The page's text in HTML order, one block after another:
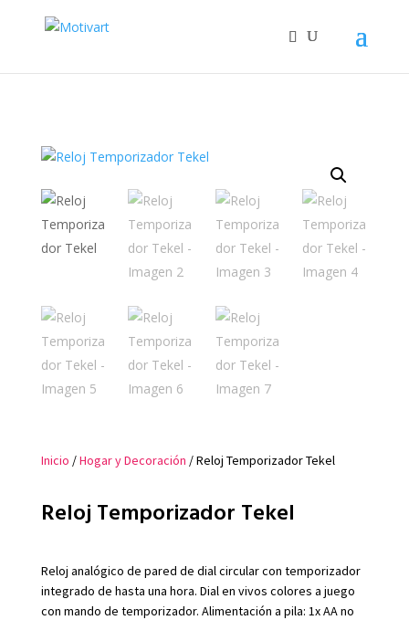
Inicio /Hogar y Decoración / Reloj Temporizador Tekel
Reloj Temporizador Tekel
Reloj analógico de pared de dial circular con temporizador
integrado de hasta una hora. Dial en vivos colores a juego
con mando de temporizador. Alimentación a pila: 1x AA no